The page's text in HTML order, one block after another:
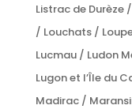
Listrac de Durèze
/ Louchats /
Lucmau / Ludon
Lugon et l’Île du
Madirac /